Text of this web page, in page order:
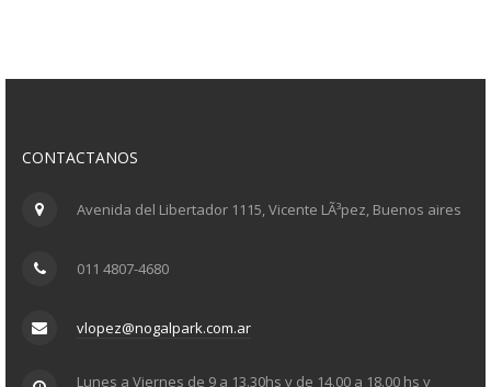
CONTACTANOS
Avenida del Libertador 1115, Vicente LÃ³pez, Buenos aires
011 4807-4680
vlopez@nogalpark.com.ar
Lunes a Viernes de 9 a 13.30hs y de 14.00 a 18.00 hs y